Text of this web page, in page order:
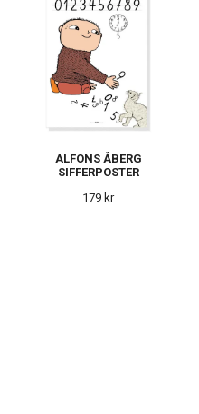
ALFONS ÅBERG
SIFFERPOSTER
179 kr